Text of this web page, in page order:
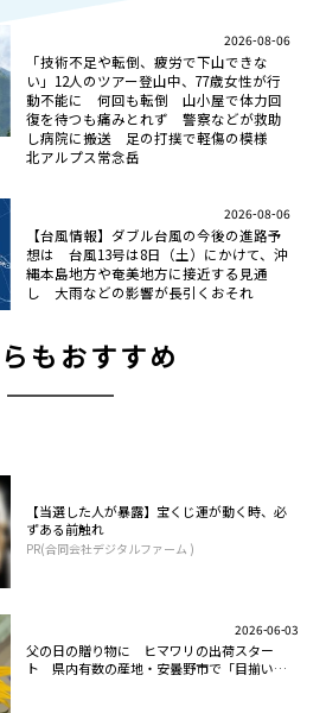
2026-08-06
「技術不足や転倒、疲労で下山できな
い」12人のツアー登山中、77歳女性が行
動不能に 何回も転倒 山小屋で体力回
復を待つも痛みとれず 警察などが救助
し病院に搬送 足の打撲で軽傷の模様
北アルプス常念岳
2026-08-06
【台風情報】ダブル台風の今後の進路予
想は 台風13号は8日（土）にかけて、沖
縄本島地方や奄美地方に接近する見通
し 大雨などの影響が長引くおそれ
もおすすめ
【当選した人が暴露】宝くじ運が動く時、必
ずある前触れ
PR(合同会社デジタルファーム )
2026-06-03
父の日の贈り物に ヒマワリの出荷スター
ト 県内有数の産地・安曇野市で「目揃い